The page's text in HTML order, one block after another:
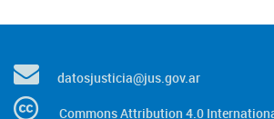
datosjusticia@jus.gov.ar
Commons Attribution 4.0